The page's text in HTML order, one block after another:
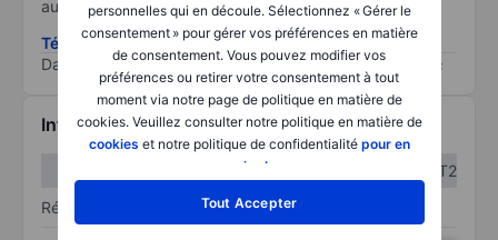
personnelles qui en découle. Sélectionnez « Gérer le
consentement » pour gérer vos préférences en matière
de consentement. Vous pouvez modifier vos
préférences ou retirer votre consentement à tout
moment via notre page de politique en matière de
cookies. Veuillez consulter notre politique en matière de
cookies et notre politique de confidentialité pour en
savoir plus
Tout Accepter
au risque le plus élevé).
Télécharger la méthodologie ESG (en anglais)
Data provided by
/
Informations financières
T2
Résultats